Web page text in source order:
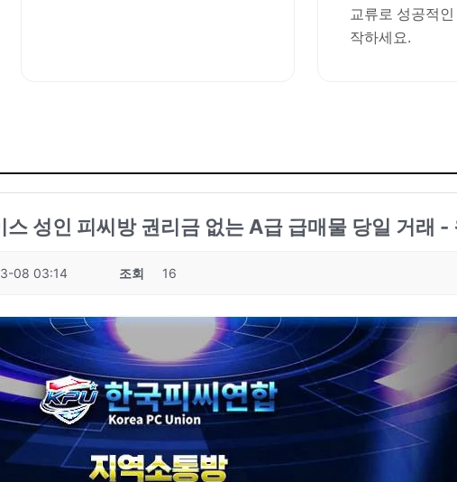
교류로 성공적
작하세요.
성인 피씨방 권리금 없는 A급 급매물 당일 거래 -
08 03:14 조회 16